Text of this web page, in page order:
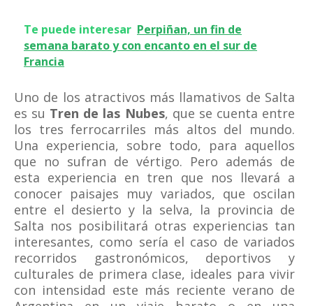
Te puede interesar Perpiñan, un fin de
semana barato y con encanto en el sur de
Francia
Uno de los atractivos más llamativos de Salta
es su Tren de las Nubes, que se cuenta entre
los tres ferrocarriles más altos del mundo.
Una experiencia, sobre todo, para aquellos
que no sufran de vértigo. Pero además de
esta experiencia en tren que nos llevará a
conocer paisajes muy variados, que oscilan
entre el desierto y la selva, la provincia de
Salta nos posibilitará otras experiencias tan
interesantes, como sería el caso de variados
recorridos gastronómicos, deportivos y
culturales de primera clase, ideales para vivir
con intensidad este más reciente verano de